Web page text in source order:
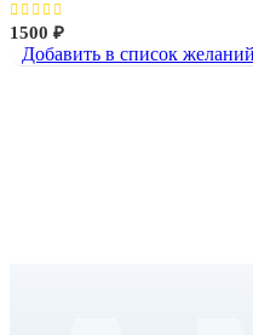
1500 ₽
Добавить в список желаний